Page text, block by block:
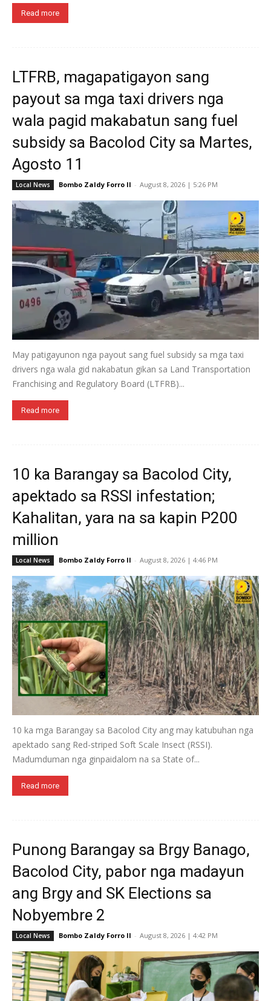
Read more
LTFRB, magapatigayon sang
payout sa mga taxi drivers nga
wala pagid makabatun sang fuel
subsidy sa Bacolod City sa Martes,
Agosto 11
Local News Bombo Zaldy Forro II - August 8, 2026 | 5:26 PM
May patigayunon nga payout sang fuel subsidy sa mga taxi
drivers nga wala gid nakabatun gikan sa Land Transportation
Franchising and Regulatory Board (LTFRB)...
Read more
10 ka Barangay sa Bacolod City,
apektado sa RSSI infestation;
Kahalitan, yara na sa kapin P200
million
Local News Bombo Zaldy Forro II - August 8, 2026 | 4:46 PM
10 ka mga Barangay sa Bacolod City ang may katubuhan nga
apektado sang Red-striped Soft Scale Insect (RSSI).
Madumduman nga ginpaidalom na sa State of...
Read more
Punong Barangay sa Brgy Banago,
Bacolod City, pabor nga madayun
ang Brgy and SK Elections sa
Nobyembre 2
Local News Bombo Zaldy Forro II - August 8, 2026 | 4:42 PM